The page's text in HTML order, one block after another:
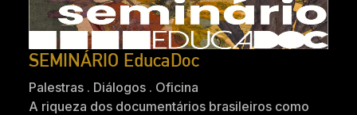
SEMINÁRIO EducaDoc
Palestras . Diálogos . Oficina
A riqueza dos documentários brasileiros como